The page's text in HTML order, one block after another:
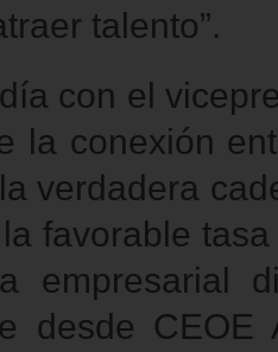
talento”.
con el
la conexión
verdadera
favorable
empresarial
desde